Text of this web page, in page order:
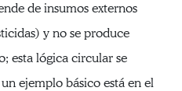
de insumos externos
y no se produce
esta lógica circular se
ejemplo básico está en el